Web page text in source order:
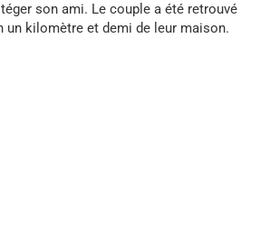
son ami. Le couple a été retrouvé
un kilomètre et demi de leur maison.